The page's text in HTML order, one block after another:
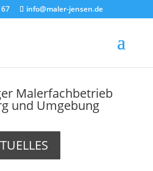
info@maler-jensen.de
Malerfachbetrieb
und Umgebung